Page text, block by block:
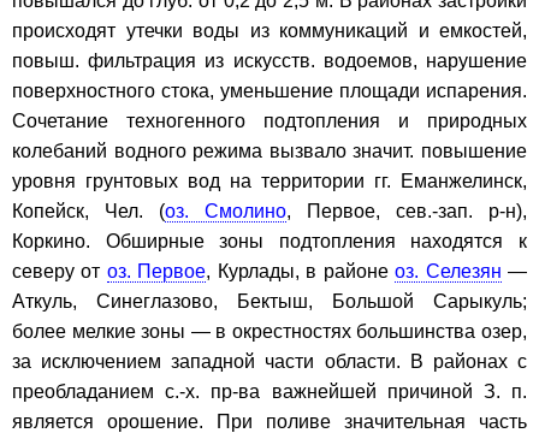
происходят утечки воды из коммуникаций и емкостей,
повыш. фильтрация из искусств. водоемов, нарушение
поверхностного стока, уменьшение площади испарения.
Сочетание техногенного подтопления и природных
колебаний водного режима вызвало значит. повышение
уровня грунтовых вод на территории гг. Еманжелинск,
Копейск, Чел. (оз. Смолино, Первое, сев.-зап. р-н),
Коркино. Обширные зоны подтопления находятся к
северу от оз. Первое, Курлады, в районеоз. Селезян —
Аткуль, Синеглазово, Бектыш, Большой Сарыкуль;
более мелкие зоны — в окрестностях большинства озер,
за исключением западной части области. В районах с
преобладанием с.-х. пр-ва важнейшей причиной З. п.
является орошение. При поливе значительная часть